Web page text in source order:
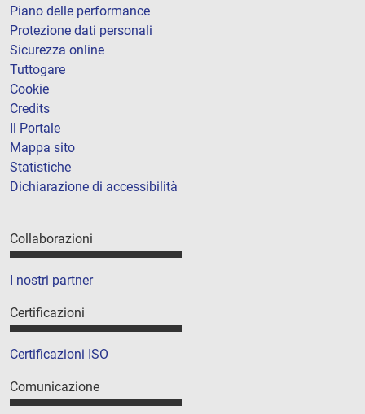
Piano delle performance
Protezione dati personali
Sicurezza online
Tuttogare
Cookie
Credits
Il Portale
Mappa sito
Statistiche
Dichiarazione di accessibilità
Collaborazioni
I nostri partner
Certificazioni
Certificazioni ISO
Comunicazione